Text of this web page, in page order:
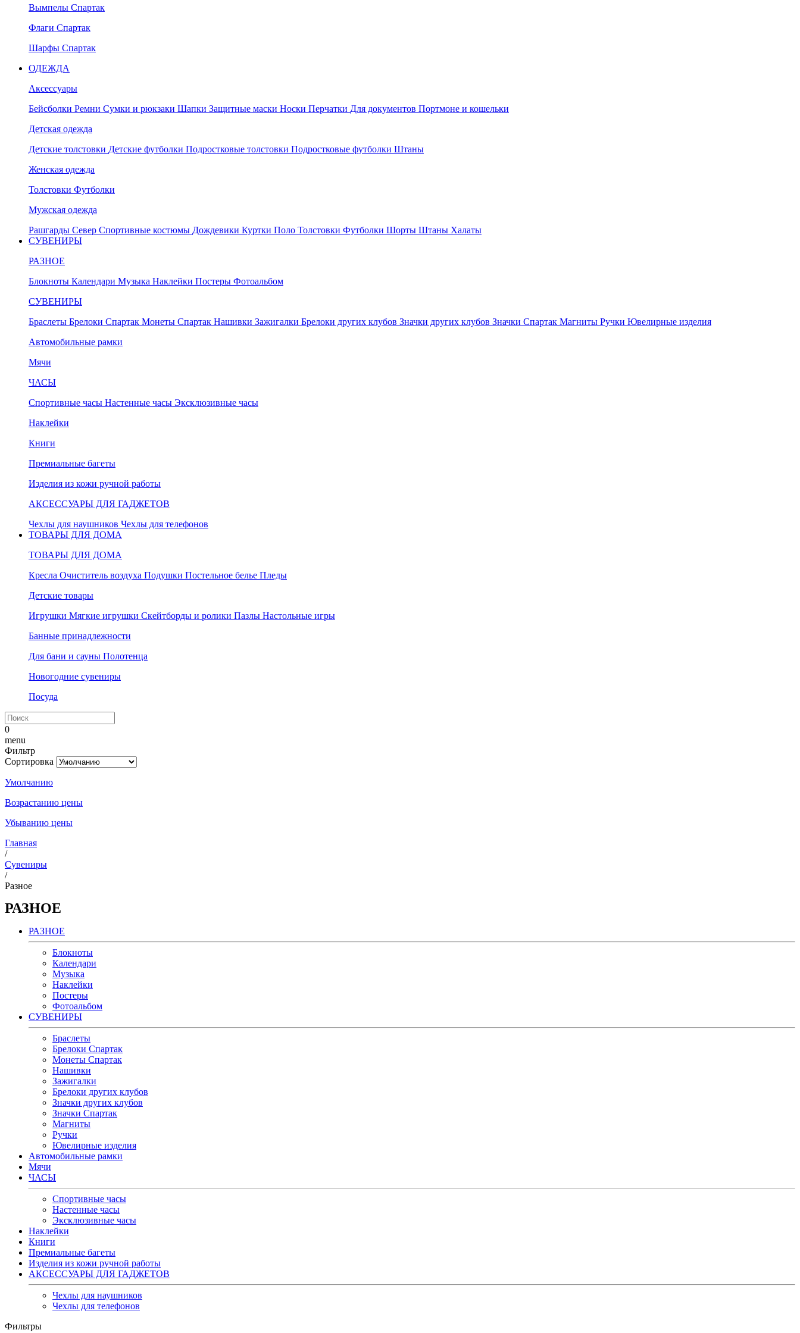
Вымпелы Спартак
Флаги Спартак
Шарфы Спартак
ОДЕЖДА
Аксессуары
Бейсболки Ремни Сумки и рюкзаки Шапки Защитные маски Носки Перчатки Для документов Портмоне и кошельки
Детская одежда
Детские толстовки Детские футболки Подростковые толстовки Подростковые футболки Штаны
Женская одежда
Толстовки Футболки
Мужская одежда
Рашгарды Север Спортивные костюмы Дождевики Куртки Поло Толстовки Футболки Шорты Штаны Халаты
СУВЕНИРЫ
РАЗНОЕ
Блокноты Календари Музыка Наклейки Постеры Фотоальбом
СУВЕНИРЫ
Браслеты Брелоки Спартак Монеты Спартак Нашивки Зажигалки Брелоки других клубов Значки других клубов Значки Спартак Магниты Ручки Ювелирные изделия
Автомобильные рамки
Мячи
ЧАСЫ
Спортивные часы Настенные часы Эксклюзивные часы
Наклейки
Книги
Премиальные багеты
Изделия из кожи ручной работы
АКСЕССУАРЫ ДЛЯ ГАДЖЕТОВ
Чехлы для наушников Чехлы для телефонов
ТОВАРЫ ДЛЯ ДОМА
ТОВАРЫ ДЛЯ ДОМА
Кресла Очиститель воздуха Подушки Постельное белье Пледы
Детские товары
Игрушки Мягкие игрушки Скейтборды и ролики Пазлы Настольные игры
Банные принадлежности
Для бани и сауны Полотенца
Новогодние сувениры
Посуда
0
menu
Фильтр
Сортировка
Умолчанию
Возрастанию цены
Убыванию цены
Главная
/
Сувениры
/
Разное
РАЗНОЕ
РАЗНОЕ
Блокноты
Календари
Музыка
Наклейки
Постеры
Фотоальбом
СУВЕНИРЫ
Браслеты
Брелоки Спартак
Монеты Спартак
Нашивки
Зажигалки
Брелоки других клубов
Значки других клубов
Значки Спартак
Магниты
Ручки
Ювелирные изделия
Автомобильные рамки
Мячи
ЧАСЫ
Спортивные часы
Настенные часы
Эксклюзивные часы
Наклейки
Книги
Премиальные багеты
Изделия из кожи ручной работы
АКСЕССУАРЫ ДЛЯ ГАДЖЕТОВ
Чехлы для наушников
Чехлы для телефонов
Фильтры